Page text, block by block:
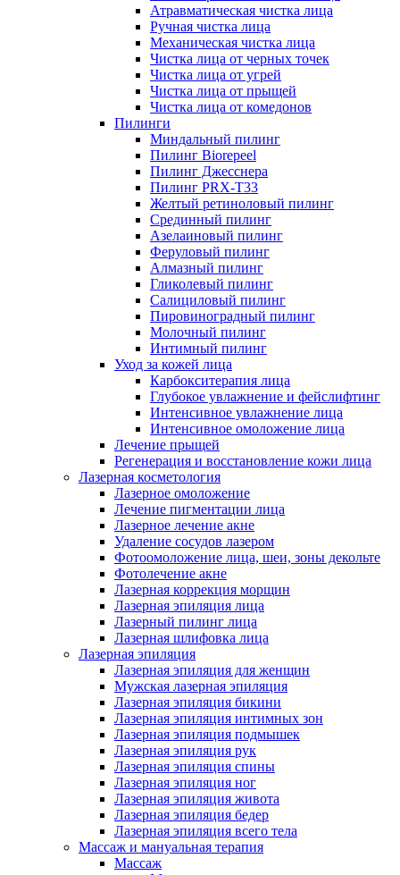
Атравматическая чистка лица
Ручная чистка лица
Механическая чистка лица
Чистка лица от черных точек
Чистка лица от угрей
Чистка лица от прыщей
Чистка лица от комедонов
Пилинги
Миндальный пилинг
Пилинг Biorepeel
Пилинг Джесснера
Пилинг PRX-T33
Желтый ретиноловый пилинг
Срединный пилинг
Азелаиновый пилинг
Феруловый пилинг
Алмазный пилинг
Гликолевый пилинг
Салициловый пилинг
Пировиноградный пилинг
Молочный пилинг
Интимный пилинг
Уход за кожей лица
Карбокситерапия лица
Глубокое увлажнение и фейслифтинг
Интенсивное увлажнение лица
Интенсивное омоложение лица
Лечение прыщей
Регенерация и восстановление кожи лица
Лазерная косметология
Лазерное омоложение
Лечение пигментации лица
Лазерное лечение акне
Удаление сосудов лазером
Фотоомоложение лица, шеи, зоны декольте
Фотолечение акне
Лазерная коррекция морщин
Лазерная эпиляция лица
Лазерный пилинг лица
Лазерная шлифовка лица
Лазерная эпиляция
Лазерная эпиляция для женщин
Мужская лазерная эпиляция
Лазерная эпиляция бикини
Лазерная эпиляция интимных зон
Лазерная эпиляция подмышек
Лазерная эпиляция рук
Лазерная эпиляция спины
Лазерная эпиляция ног
Лазерная эпиляция живота
Лазерная эпиляция бедер
Лазерная эпиляция всего тела
Массаж и мануальная терапия
Массаж